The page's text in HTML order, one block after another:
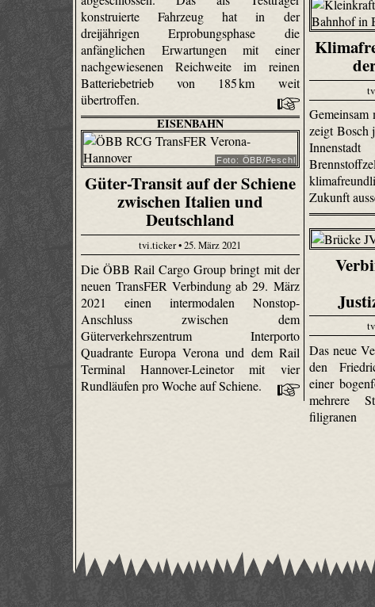
konstruierte Fahrzeug hat in der
dreijährigen Erprobungsphase die
anfänglichen Erwartungen mit einer
nachgewiesenen Reichweite im reinen
Batteriebetrieb von 185 km weit
übertroffen.
Gemeinsam
zeigt Bosch
Zukunft
EISENBAHN
Foto: ÖBB/Peschl
Güter-Transit auf der Schiene
zwischen Italien und
Deutschland
tvi.ticker • 25. März 2021
Die ÖBB Rail Cargo Group bringt mit der
neuen TransFER Verbindung ab 29. März
2021 einen intermodalen Nonstop-
Anschluss zwischen dem
Güterverkehrszentrum Interporto
Quadrante Europa Verona und dem Rail
Terminal Hannover-Leinetor mit vier
Rundläufen pro Woche auf Schiene.
Das neue
den
einer
mehrere
filigranen